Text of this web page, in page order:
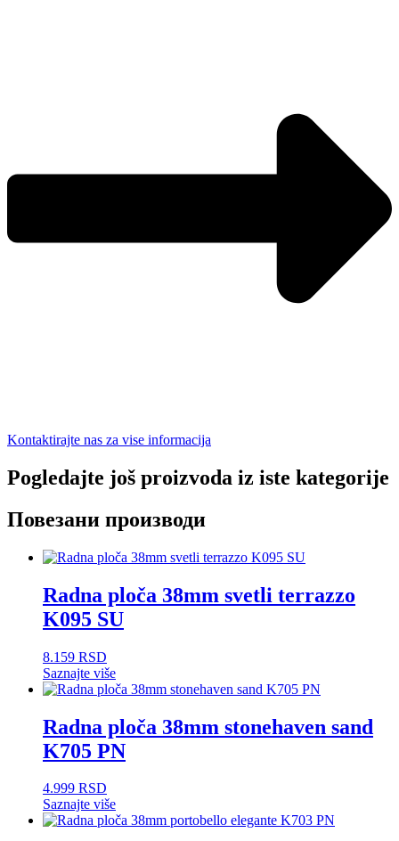
Kontaktirajte nas za vise informacija
Pogledajte još proizvoda iz iste kategorije
Повезани производи
Radna ploča 38mm svetli terrazzo
K095 SU
8.159 RSD
Saznajte više
Radna ploča 38mm stonehaven sand
K705 PN
4.999 RSD
Saznajte više